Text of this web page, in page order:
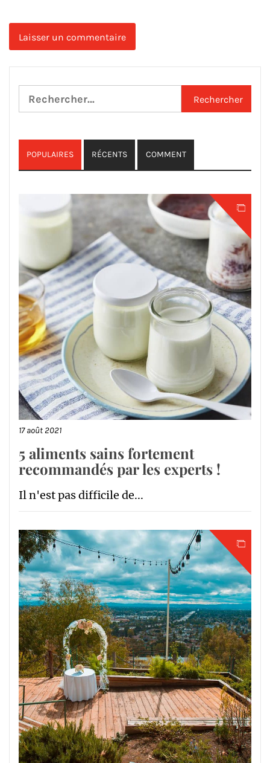
Rechercher :
POPULAIRES RÉCENTS COMMENT
17 août 2021
5 aliments sains fortement
recommandés par les experts !
Il n'est pas difficile de...